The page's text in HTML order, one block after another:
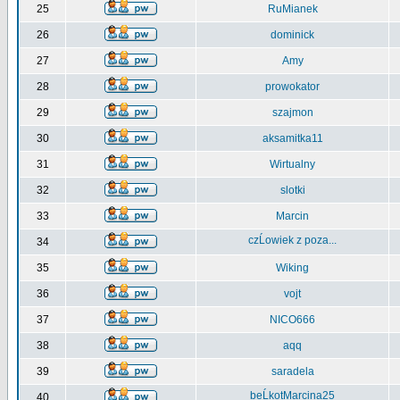
25 RuMianek
26 dominick
27 Amy
28 prowokator
29 szajmon
30 aksamitka11
31 Wirtualny
32 slotki
33 Marcin
34 czĹowiek z poza...
35 Wiking
36 vojt
37 NICO666
38 aqq
39 saradela
40 beĹkotMarcina25